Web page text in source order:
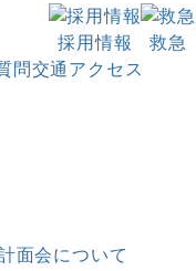
採用情報
救急
問交通アクセス
面会について